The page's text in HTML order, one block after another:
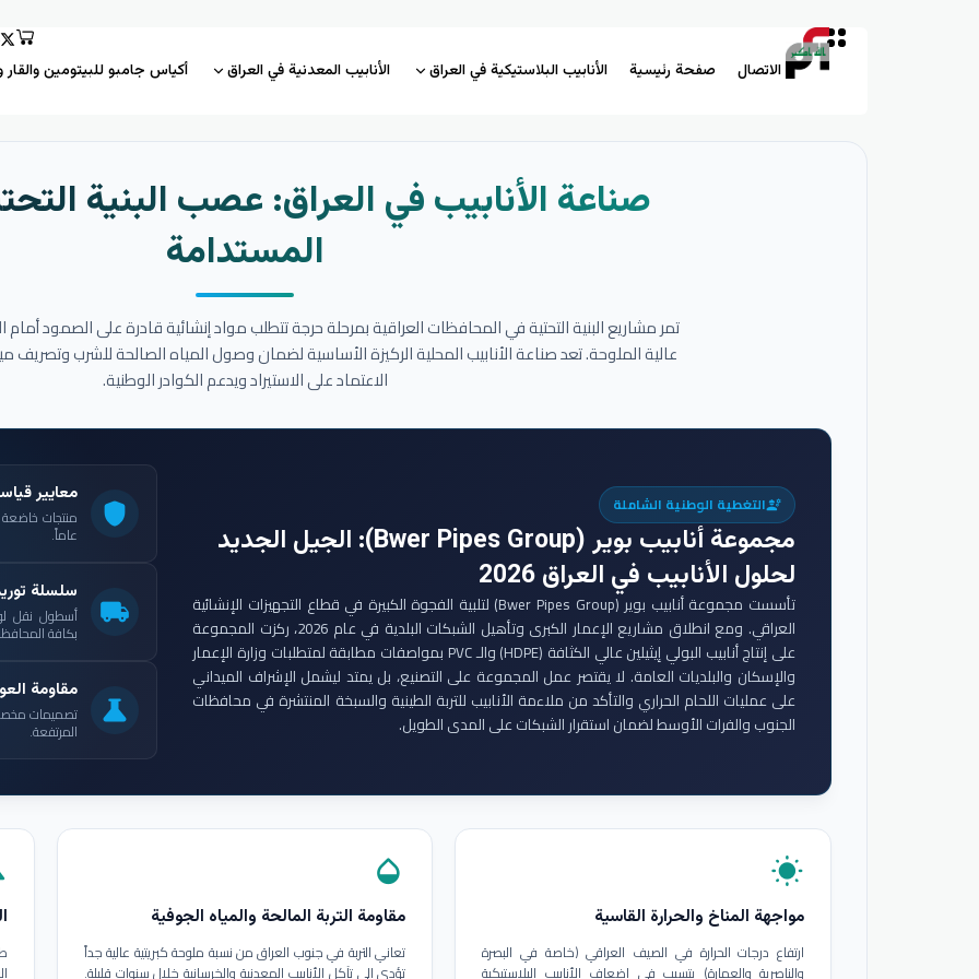
الاتصال صفحة رئيسية الأنابيب البلاستيكية في العراق الأنابيب المعدنية في العراق أكياس جامبو للبيتومين والقار
صناعة الأنابيب في العراق: عصب البنية
المستدامة
تمر مشاريع البنية التحتية في المحافظات العراقية بمرحلة حرجة تتطلب مواد إنشائية قادرة على الصمود أمام
عالية الملوحة. تعد صناعة الأنابيب المحلية الركيزة الأساسية لضمان وصول المياه الصالحة للشرب وتصريف
الاعتماد على الاستيراد ويدعم الكوادر الوطنية.
engineeringالتغطية الوطنية الشاملة
مجموعة أنابيب بوير (Bwer Pipes Group)
: الجيل الجديد
لحلول الأنابيب في العراق 2026
تأسست مجموعة أنابيب بوير (Bwer Pipes Group) لتلبية الفجوة الكبيرة في قطاع التجهيزات الإنشائية
العراقي. ومع انطلاق مشاريع الإعمار الكبرى وتأهيل الشبكات البلدية في عام 2026، ركزت المجموعة
على إنتاج أنابيب البولي إيثيلين عالي الكثافة (HDPE) والـ PVC بمواصفات مطابقة لمتطلبات وزارة الإعمار
والإسكان والبلديات العامة. لا يقتصر عمل المجموعة على التصنيع، بل يمتد ليشمل الإشراف الميداني
على عمليات اللحام الحراري والتأكد من ملاءمة الأنابيب للتربة الطينية والسبخة المنتشرة في محافظات
الجنوب والفرات الأوسط لضمان استقرار الشبكات على المدى الطويل.
shield
معايير
عاماً.
local_shipping
سلسلة
أسطول نقل
بكافة
science
مقاومة
تصميمات
المرتفعة.
wb_sunny
مواجهة المناخ والحرارة القاسية
ارتفاع درجات الحرارة في الصيف العراقي (خاصة في البصرة
والناصرية والعمارة) يتسبب في إضعاف الأنابيب البلاستيكية
opacity
مقاومة التربة المالحة والمياه الجوفية
تعاني التربة في جنوب العراق من نسبة ملوحة كبريتية عالية جداً
تؤدي إلى تآكل الأنابيب المعدنية والخرسانية خلال سنوات قليلة.